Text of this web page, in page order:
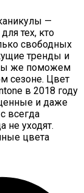
—
тех, кто
свободных
тренды и
же поможем
сезоне. Цвет
в 2018 году
и даже
всегда
не уходят.
цвета